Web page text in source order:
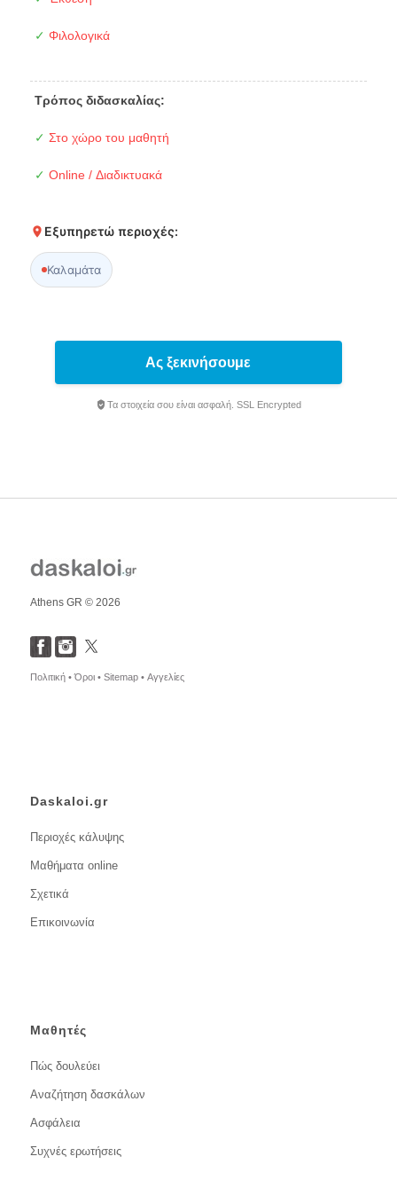
✓ Φιλολογικά
Τρόπος διδασκαλίας:
✓ Στο χώρο του μαθητή
✓ Online / Διαδικτυακά
Εξυπηρετώ περιοχές:
Καλαμάτα
Ας ξεκινήσουμε
Τα στοιχεία σου είναι ασφαλή. SSL Encrypted
Athens GR © 2026
Πολιτική •Όροι • Sitemap • Αγγελίες
Daskaloi.gr
Περιοχές κάλυψης
Μαθήματα online
Σχετικά
Επικοινωνία
Μαθητές
Πώς δουλεύει
Αναζήτηση δασκάλων
Ασφάλεια
Συχνές ερωτήσεις